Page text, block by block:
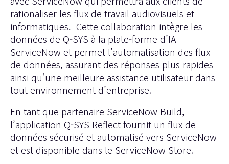
rationaliser les flux de travail audiovisuels et
informatiques. Cette collaboration intègre les
données de Q-SYS à la plate-forme d’IA
ServiceNow et permet l’automatisation des flux
de données, assurant des réponses plus rapides
ainsi qu’une meilleure assistance utilisateur dans
tout environnement d’entreprise.
En tant que partenaire ServiceNow Build,
l’application Q-SYS Reflect fournit un flux de
données sécurisé et automatisé vers ServiceNow
et est disponible dans le ServiceNow Store.